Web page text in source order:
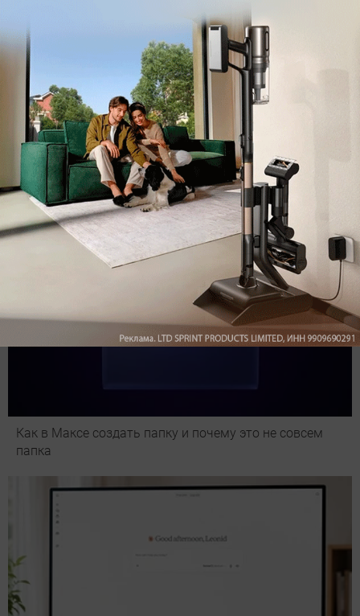
Подпишись на наш канал в мессенджере МАХ
Как в Максе создать папку и почему это не совсем
папка